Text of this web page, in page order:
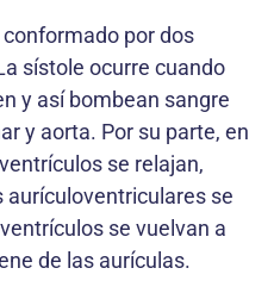
por dos
sístole ocurre cuando
y así bombean sangre
y aorta. Por su parte, en
se relajan,
aurículoventriculares se
se vuelvan a
de las aurículas.